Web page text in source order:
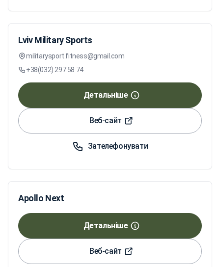
Lviv Military Sports
militarysport.fitness@gmail.com
+38(032) 297 58 74
Детальніше
Веб-сайт
Зателефонувати
Apollo Next
Детальніше
Веб-сайт